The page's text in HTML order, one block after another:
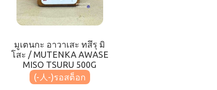
มูเตนกะ อาวาเสะ ทสึรุ มิ
โสะ / MUTENKA AWASE
MISO TSURU 500G
(-人-)